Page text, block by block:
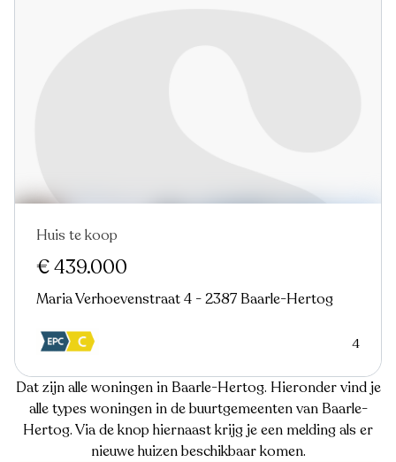
Huis te koop
€ 439.000
Maria Verhoevenstraat 4 - 2387 Baarle-Hertog
4
Dat zijn alle woningen in Baarle-Hertog. Hieronder vind je
alle types woningen in de buurtgemeenten van Baarle-
Hertog. Via de knop hiernaast krijg je een melding als er
nieuwe huizen beschikbaar komen.